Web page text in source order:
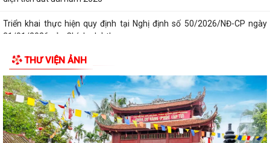
Triển khai thực hiện quy định tại Nghị định số 50/2026/NĐ-CP ngày
31/01/2026 của Chính phủ theo...
Công văn 2843 về việc triển khai thực hiện Quyết định số 2843/QĐ-
UBND ngày 23/7/2026 của Uỷ ban...
Triển khai, thực hiện ý kiến chỉ đạo của Ban Thường vụ Thành ủy tại
Thông báo số 485-TB/TU, ngày...
Công khai bán đấu giá tài sản Quyền sử dụng đất và tài sản trên đất
THƯ VIỆN ẢNH